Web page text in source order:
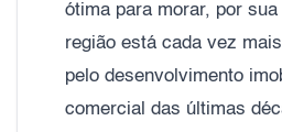
ótima para morar, por
região está cada vez
pelo desenvolvimento
comercial das últimas